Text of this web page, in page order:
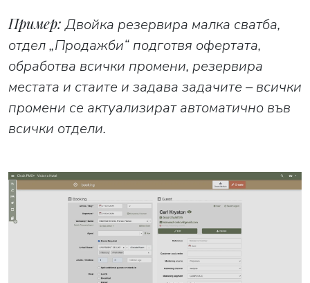
Пример:Двойка резервира малка сватба,
отдел „Продажби“ подготвя офертата,
обработва всички промени, резервира
местата и стаите и задава задачите – всички
промени се актуализират автоматично във
всички отдели.